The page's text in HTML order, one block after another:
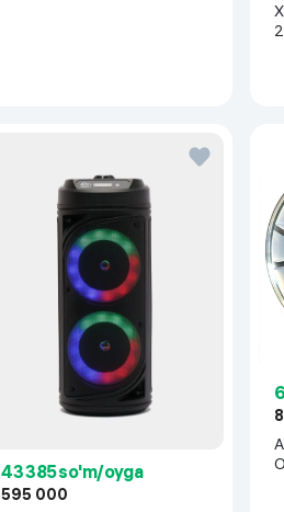
43 385 so'm/oyga
595 000